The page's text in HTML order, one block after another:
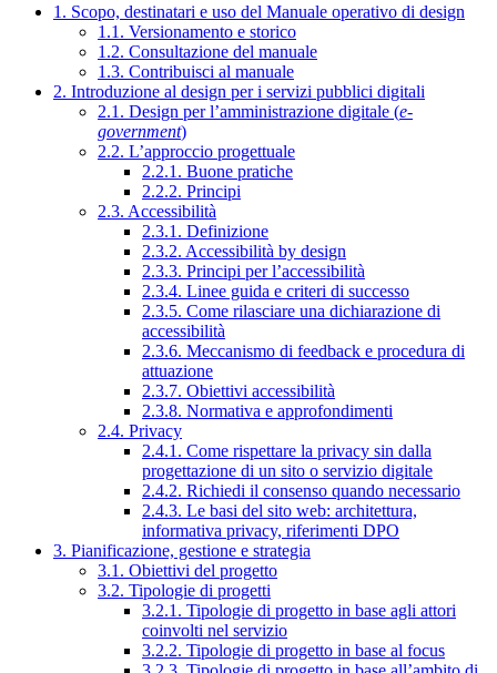
1. Scopo, destinatari e uso del Manuale operativo di design
1.1. Versionamento e storico
1.2. Consultazione del manuale
1.3. Contribuisci al manuale
2. Introduzione al design per i servizi pubblici digitali
2.1. Design per l’amministrazione digitale (e-
government)
2.2. L’approccio progettuale
2.2.1. Buone pratiche
2.2.2. Principi
2.3. Accessibilità
2.3.1. Definizione
2.3.2. Accessibilità by design
2.3.3. Principi per l’accessibilità
2.3.4. Linee guida e criteri di successo
2.3.5. Come rilasciare una dichiarazione di
accessibilità
2.3.6. Meccanismo di feedback e procedura di
attuazione
2.3.7. Obiettivi accessibilità
2.3.8. Normativa e approfondimenti
2.4. Privacy
2.4.1. Come rispettare la privacy sin dalla
progettazione di un sito o servizio digitale
2.4.2. Richiedi il consenso quando necessario
2.4.3. Le basi del sito web: architettura,
informativa privacy, riferimenti DPO
3. Pianificazione, gestione e strategia
3.1. Obiettivi del progetto
3.2. Tipologie di progetti
3.2.1. Tipologie di progetto in base agli attori
coinvolti nel servizio
3.2.2. Tipologie di progetto in base al focus